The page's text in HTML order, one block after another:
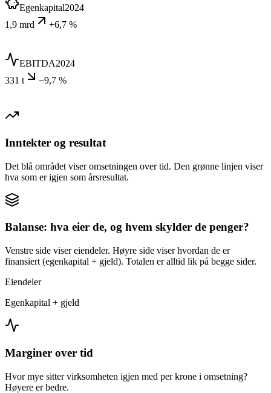
Egenkapital2024
1,9 mrd
+6,7 %
EBITDA2024
331 t
−9,7 %
Inntekter og resultat
Det blå området viser omsetningen over tid. Den grønne linjen viser
hva som er igjen som årsresultat.
Balanse: hva eier de, og hvem skylder de penger?
Venstre side viser eiendeler. Høyre side viser hvordan de er
finansiert (egenkapital + gjeld). Totalen er alltid lik på begge sider.
Eiendeler
Egenkapital + gjeld
Marginer over tid
Hvor mye sitter virksomheten igjen med per krone i omsetning?
Høyere er bedre.